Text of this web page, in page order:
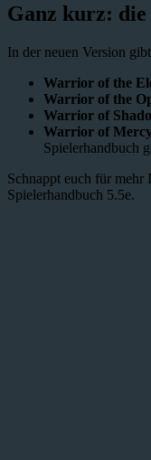
Ganz kurz: die
In der neuen Version
Warrior of the
Warrior of the
Warrior of
Warrior of
Spielerhandbuch
Schnappt euch für mehr
Spielerhandbuch 5.5e.